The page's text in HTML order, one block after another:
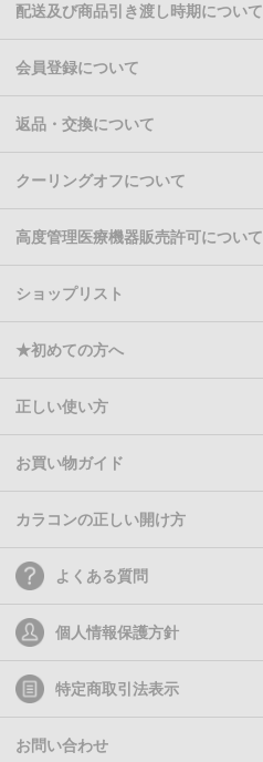
配送及び商品引き渡し時期について
会員登録について
返品・交換について
クーリングオフについて
高度管理医療機器販売許可について
ショップリスト
★初めての方へ
正しい使い方
お買い物ガイド
カラコンの正しい開け方
よくある質問
個人情報保護方針
特定商取引法表示
お問い合わせ